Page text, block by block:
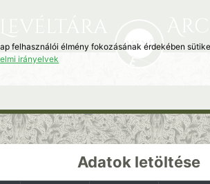
Adatok letöltése
felhasználói élmény fokozásának érdekében
irányelvek